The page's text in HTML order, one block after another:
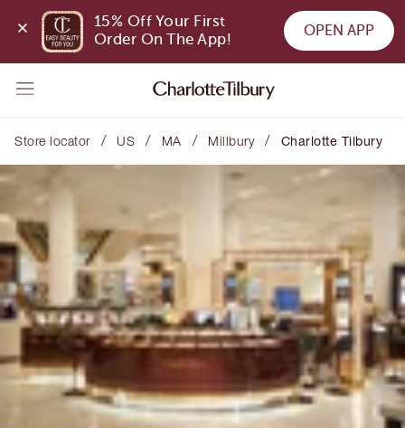
15% Off Your First
Order On The App!
OPEN APP
Store locator / US / MA / Millbury / Charlotte Tilbury